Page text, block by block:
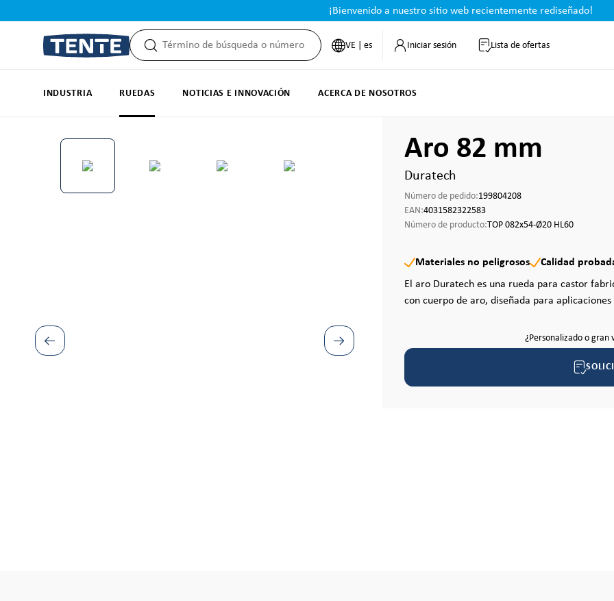
¡Bienvenido a nuestro sitio web recientemente rediseñado!
VE | es Iniciar sesión Lista de ofertas
INDUSTRIA RUEDAS NOTICIAS E INNOVACIÓN ACERCA DE NOSOTROS
Omitir galería de imágenes Aro 82 mm
Duratech
Número de pedido:199804208
EAN:4031582322583
Número de producto:TOP 082x54-Ø20 HL60
Materiales no peligrosos
Calidad
El aro Duratech es una rueda para castor
con cuerpo de aro, diseñada para
¿Personalizado o gran